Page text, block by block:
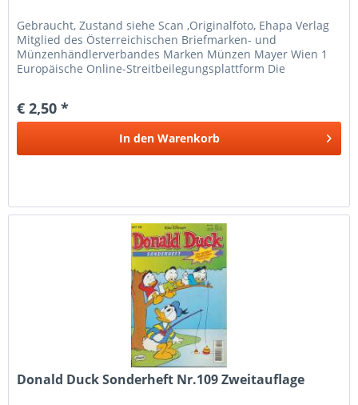
Gebraucht, Zustand siehe Scan ,Originalfoto, Ehapa Verlag
Mitglied des Österreichischen Briefmarken- und
Münzenhändlerverbandes Marken Münzen Mayer Wien 1
Europäische Online-Streitbeilegungsplattform Die
€ 2,50 *
In den Warenkorb
Donald Duck Sonderheft Nr.109 Zweitauflage